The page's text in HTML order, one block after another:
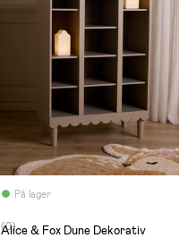
På lager
(0)
Alice & Fox Dune Dekorativ